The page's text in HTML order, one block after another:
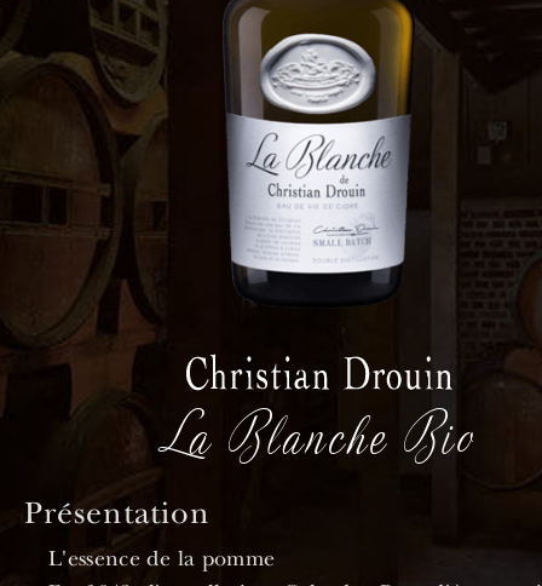
La Blanche Bio
Présentation
L'essence de la pomme